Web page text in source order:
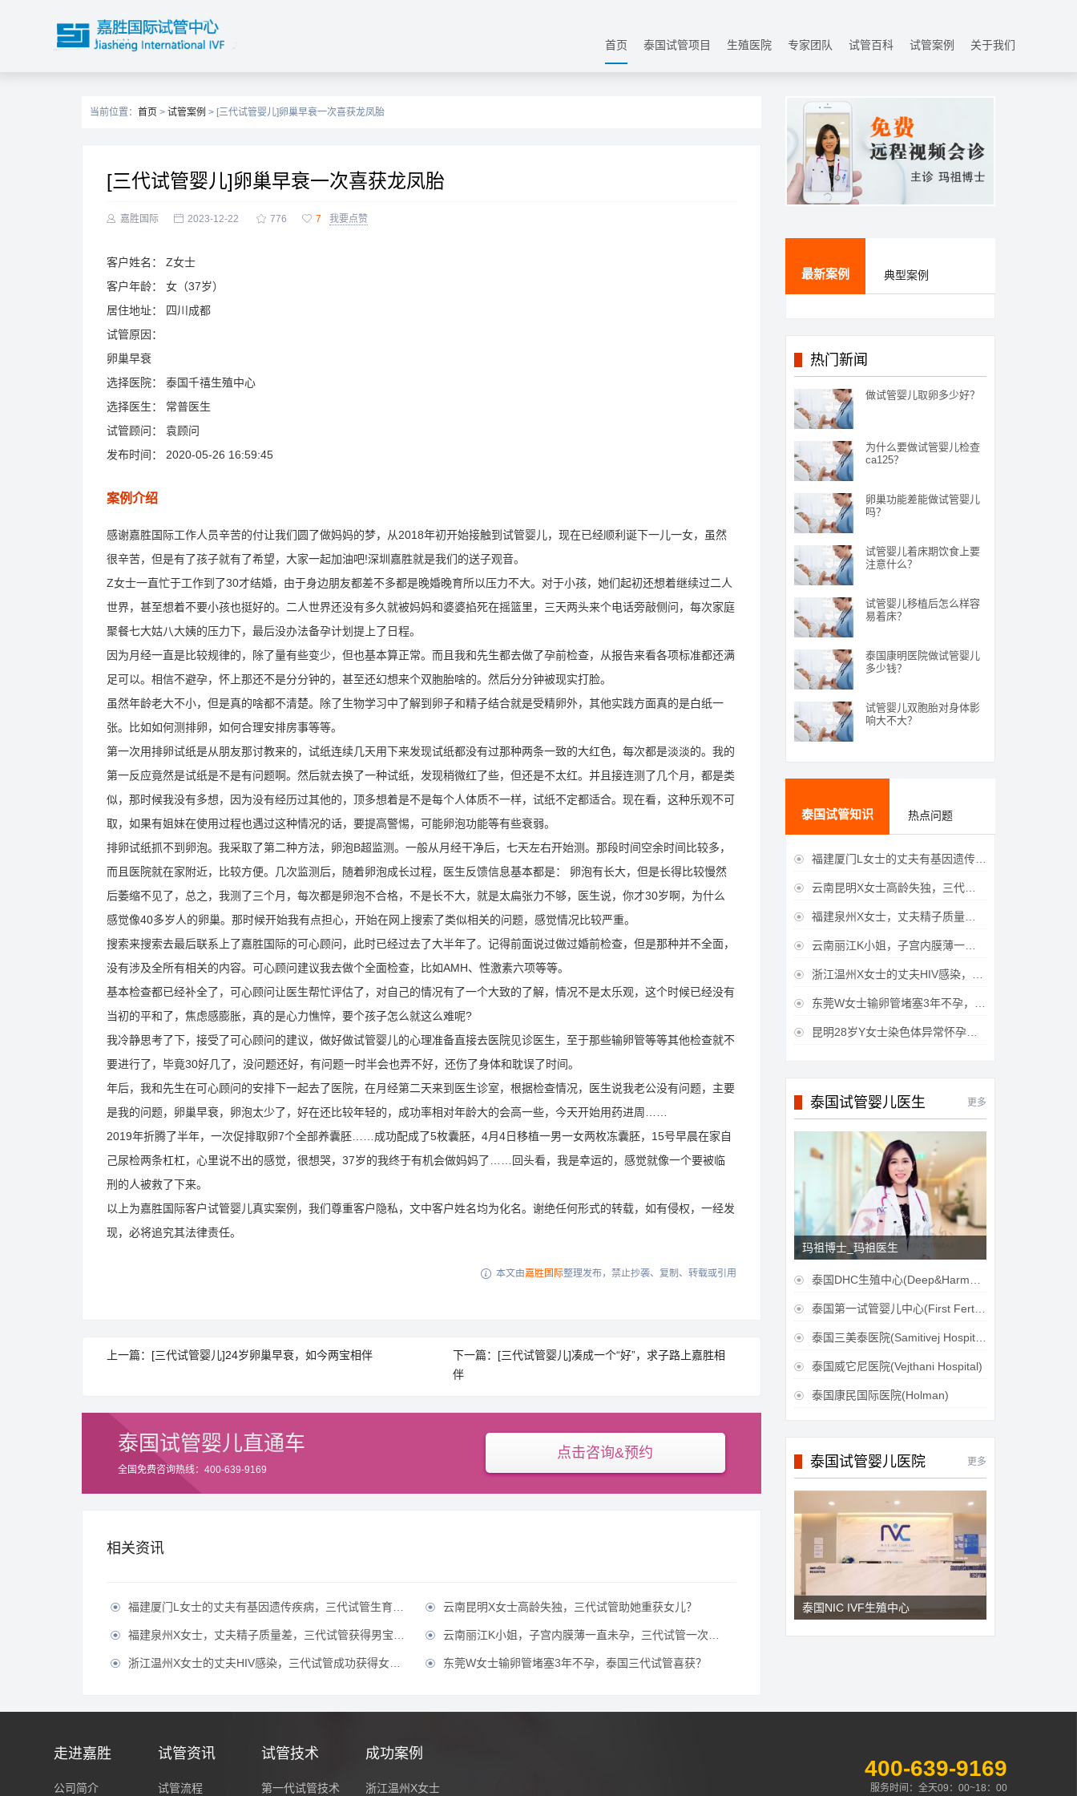
首页 泰国试管项目 生殖医院 专家团队 试管百科 试管案例 关于我们
当前位置： 首页 > 试管案例 > [三代试管婴儿]卵巢早衰一次喜获龙凤胎
[三代试管婴儿]卵巢早衰一次喜获龙凤胎
 嘉胜国际  2023-12-22  776  7 我要点赞
客户姓名：
Z女士
客户年龄：
女（37岁）
居住地址：
四川成都
试管原因：
卵巢早衰
选择医院：
泰国千禧生殖中心
选择医生：
常普医生
试管顾问：
袁顾问
发布时间：
2020-05-26 16:59:45
案例介绍
感谢嘉胜国际工作人员辛苦的付让我们圆了做妈妈的梦，从2018年初开始接触到试管婴儿，现在已经顺利诞下一儿一女，虽然
很辛苦，但是有了孩子就有了希望，大家一起加油吧!深圳嘉胜就是我们的送子观音。
Z女士一直忙于工作到了30才结婚，由于身边朋友都差不多都是晚婚晚育所以压力不大。对于小孩，她们起初还想着继续过二人
世界，甚至想着不要小孩也挺好的。二人世界还没有多久就被妈妈和婆婆掐死在摇篮里，三天两头来个电话旁敲侧问，每次家庭
聚餐七大姑八大姨的压力下，最后没办法备孕计划提上了日程。
因为月经一直是比较规律的，除了量有些变少，但也基本算正常。而且我和先生都去做了孕前检查，从报告来看各项标准都还满
足可以。相信不避孕，怀上那还不是分分钟的，甚至还幻想来个双胞胎啥的。然后分分钟被现实打脸。
虽然年龄老大不小，但是真的啥都不清楚。除了生物学习中了解到卵子和精子结合就是受精卵外，其他实践方面真的是白纸一
张。比如如何测排卵，如何合理安排房事等等。
第一次用排卵试纸是从朋友那讨教来的，试纸连续几天用下来发现试纸都没有过那种两条一致的大红色，每次都是淡淡的。我的
第一反应竟然是试纸是不是有问题啊。然后就去换了一种试纸，发现稍微红了些，但还是不太红。并且接连测了几个月，都是类
似，那时候我没有多想，因为没有经历过其他的，顶多想着是不是每个人体质不一样，试纸不定都适合。现在看，这种乐观不可
取，如果有姐妹在使用过程也遇过这种情况的话，要提高警惕，可能卵泡功能等有些衰弱。
排卵试纸抓不到卵泡。我采取了第二种方法，卵泡B超监测。一般从月经干净后，七天左右开始测。那段时间空余时间比较多，
而且医院就在家附近，比较方便。几次监测后，随着卵泡成长过程，医生反馈信息基本都是： 卵泡有长大，但是长得比较慢然
后萎缩不见了，总之，我测了三个月，每次都是卵泡不合格，不是长不大，就是太扁张力不够，医生说，你才30岁啊，为什么
感觉像40多岁人的卵巢。那时候开始我有点担心，开始在网上搜索了类似相关的问题，感觉情况比较严重。
搜索来搜索去最后联系上了嘉胜国际的可心顾问，此时已经过去了大半年了。记得前面说过做过婚前检查，但是那种并不全面，
没有涉及全所有相关的内容。可心顾问建议我去做个全面检查，比如AMH、性激素六项等等。
基本检查都已经补全了，可心顾问让医生帮忙评估了，对自己的情况有了一个大致的了解，情况不是太乐观，这个时候已经没有
当初的平和了，焦虑感膨胀，真的是心力憔悴，要个孩子怎么就这么难呢?
我冷静思考了下，接受了可心顾问的建议，做好做试管婴儿的心理准备直接去医院见诊医生，至于那些输卵管等等其他检查就不
要进行了，毕竟30好几了，没问题还好，有问题一时半会也弄不好，还伤了身体和耽误了时间。
年后，我和先生在可心顾问的安排下一起去了医院，在月经第二天来到医生诊室，根据检查情况，医生说我老公没有问题，主要
是我的问题，卵巢早衰，卵泡太少了，好在还比较年轻的，成功率相对年龄大的会高一些，今天开始用药进周……
2019年折腾了半年，一次促排取卵7个全部养囊胚……成功配成了5枚囊胚，4月4日移植一男一女两枚冻囊胚，15号早晨在家自
己尿检两条杠杠，心里说不出的感觉，很想哭，37岁的我终于有机会做妈妈了……回头看，我是幸运的，感觉就像一个要被临
刑的人被救了下来。
以上为嘉胜国际客户试管婴儿真实案例，我们尊重客户隐私，文中客户姓名均为化名。谢绝任何形式的转载，如有侵权，一经发
现，必将追究其法律责任。
 本文由嘉胜国际整理发布，禁止抄袭、复制、转载或引用
上一篇：[三代试管婴儿]24岁卵巢早衰，如今两宝相伴
下一篇：[三代试管婴儿]凑成一个“好”，求子路上嘉胜相
伴
泰国试管婴儿直通车
全国免费咨询热线：400-639-9169
点击咨询&预约
相关资讯
 福建厦门L女士的丈夫有基因遗传疾病，三代试管生育健康宝宝？  云南昆明X女士高龄失独，三代试管助她重获女儿？
 福建泉州X女士，丈夫精子质量差，三代试管获得男宝宝？  云南丽江K小姐，子宫内膜薄一直未孕，三代试管一次成功获得？
 浙江温州X女士的丈夫HIV感染，三代试管成功获得女宝宝？  东莞W女士输卵管堵塞3年不孕，泰国三代试管喜获？
最新案例 典型案例
热门新闻
做试管婴儿取卵多少好？
为什么要做试管婴儿检查
ca125？
卵巢功能差能做试管婴儿
吗？
试管婴儿着床期饮食上要
注意什么？
试管婴儿移植后怎么样容
易着床？
泰国康明医院做试管婴儿
多少钱？
试管婴儿双胞胎对身体影
响大不大？
泰国试管知识 热点问题
 福建厦门L女士的丈夫有基因遗传疾病，三代试管生育健康宝宝
 云南昆明X女士高龄失独，三代试管助她重获女儿
 福建泉州X女士，丈夫精子质量差，三代试管获得男宝宝
 云南丽江K小姐，子宫内膜薄一直未孕，三代试管一次成功获得
 浙江温州X女士的丈夫HIV感染，三代试管成功获得女宝宝
 东莞W女士输卵管堵塞3年不孕，泰国三代试管喜获
 昆明28岁Y女士染色体异常怀孕难，泰国三代试管成功好孕
泰国试管婴儿医生 更多
玛祖博士_玛祖医生
 泰国DHC生殖中心(Deep&Harmonicare IVF Center)
 泰国第一试管婴儿中心(First Fertilily PGS Center Limitied)
 泰国三美泰医院(Samitivej Hospital)
 泰国威它尼医院(Vejthani Hospital)
 泰国康民国际医院(Holman)
泰国试管婴儿医院 更多
泰国NIC IVF生殖中心
走进嘉胜
公司简介
试管资讯
试管流程
试管技术
第一代试管技术
成功案例
浙江温州X女士
400-639-9169
服务时间：全天09：00~18：00